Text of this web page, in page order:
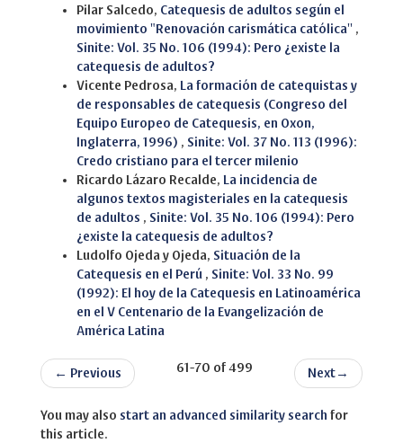
Pilar Salcedo, Catequesis de adultos según el
movimiento "Renovación carismática católica'' ,
Sinite: Vol. 35 No. 106 (1994): Pero ¿existe la
catequesis de adultos?
Vicente Pedrosa, La formación de catequistas y
de responsables de catequesis (Congreso del
Equipo Europeo de Catequesis, en Oxon,
Inglaterra, 1996) , Sinite: Vol. 37 No. 113 (1996):
Credo cristiano para el tercer milenio
Ricardo Lázaro Recalde, La incidencia de
algunos textos magisteriales en la catequesis
de adultos , Sinite: Vol. 35 No. 106 (1994): Pero
¿existe la catequesis de adultos?
Ludolfo Ojeda y Ojeda, Situación de la
Catequesis en el Perú , Sinite: Vol. 33 No. 99
(1992): El hoy de la Catequesis en Latinoamérica
en el V Centenario de la Evangelización de
América Latina
← Previous 61-70 of 499 Next →
You may also start an advanced similarity search for
this article.